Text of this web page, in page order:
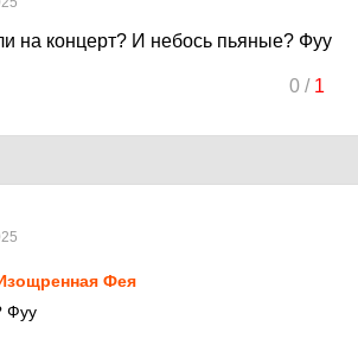
на концерт? И небось пьяные? Фуу
0/ 1
Фея
Фуу